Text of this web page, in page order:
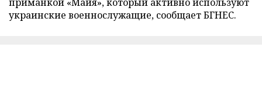
украинские военнослужащие, сообщает БГНЕС.